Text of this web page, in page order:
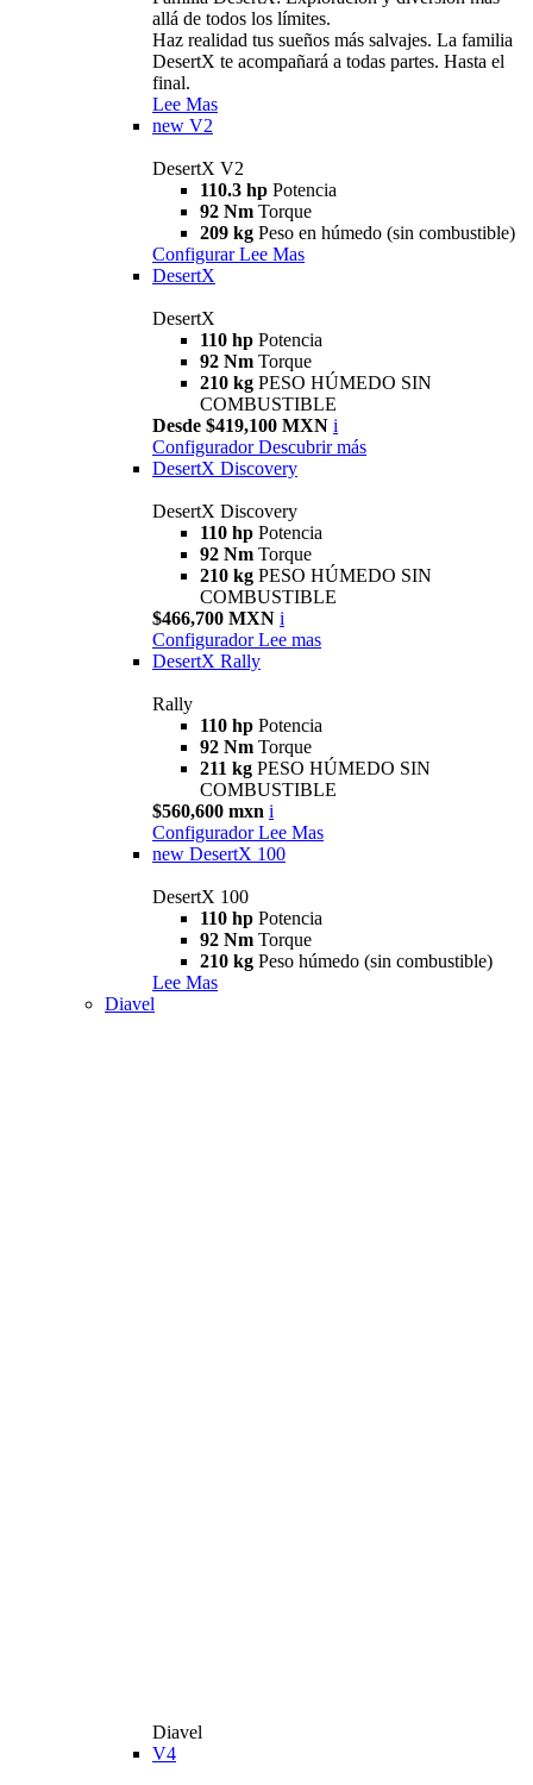
allá de todos los límites.
Haz realidad tus sueños más salvajes. La familia
DesertX te acompañará a todas partes. Hasta el
final.
Lee Mas
new V2
DesertX V2
110.3 hp Potencia
92 Nm Torque
209 kg Peso en húmedo (sin combustible)
Configurar Lee Mas
DesertX
DesertX
110 hp Potencia
92 Nm Torque
210 kg PESO HÚMEDO SIN
COMBUSTIBLE
Desde $419,100 MXN i
Configurador Descubrir más
DesertX Discovery
DesertX Discovery
110 hp Potencia
92 Nm Torque
210 kg PESO HÚMEDO SIN
COMBUSTIBLE
$466,700 MXN i
Configurador Lee mas
DesertX Rally
Rally
110 hp Potencia
92 Nm Torque
211 kg PESO HÚMEDO SIN
COMBUSTIBLE
$560,600 mxn i
Configurador Lee Mas
new DesertX 100
DesertX 100
110 hp Potencia
92 Nm Torque
210 kg Peso húmedo (sin combustible)
Lee Mas
Diavel
Diavel
V4